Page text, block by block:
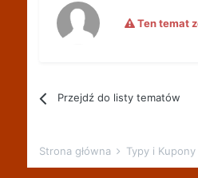
Ten temat
Przejdź do listy tematów
Strona główna Typy i Kupony